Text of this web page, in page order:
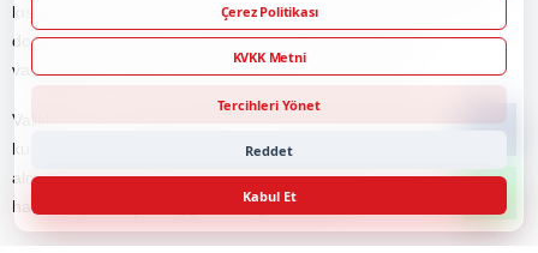
kısıtlama getirilmediği vurgulandı. Bu kapsamda Silivri'nin önemli
doğal alanlarından biri olan Danamandıra Tabiat Parkı da
vatandaşların kullanımına açık kalmaya devam edecek.
Valilik ayrıca, ormanlık alanların çevresinde faaliyet gösteren sanayi
kuruluşları ve işletmelerin yangın riskine karşı gerekli tüm tedbirleri
almakla yükümlü olduklarını hatırlatarak, kurallara uymayanlar
hakkında yasal işlem uygulanacağını bildirdi.
Çerez Politikası
KVKK Metni
Tercihleri Yönet
Reddet
Kabul Et